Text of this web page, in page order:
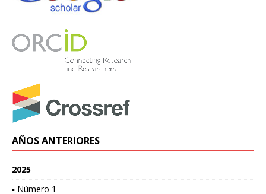
AÑOS ANTERIORES
2025
▪ Número 1